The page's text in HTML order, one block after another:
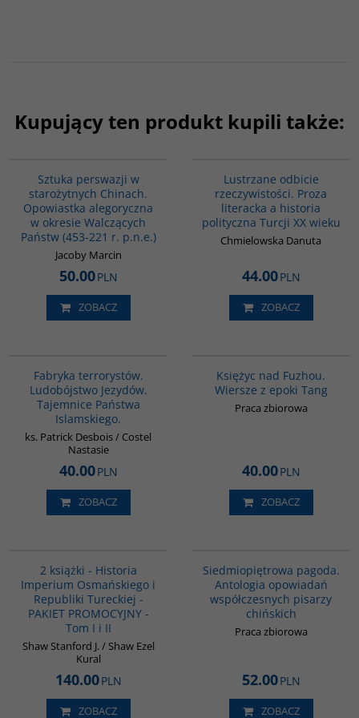
Kupujący ten produkt kupili także:
Sztuka perswazji w
starożytnych Chinach.
Opowiastka alegoryczna
w okresie Walczących
Państw (453-221 r. p.n.e.)
Jacoby Marcin
50.00PLN
ZOBACZ
Lustrzane odbicie
rzeczywistości. Proza
literacka a historia
polityczna Turcji XX wieku
Chmielowska Danuta
44.00PLN
ZOBACZ
Fabryka terrorystów.
Ludobójstwo Jezydów.
Tajemnice Państwa
Islamskiego.
ks. Patrick Desbois / Costel
Nastasie
40.00PLN
ZOBACZ
Księżyc nad Fuzhou.
Wiersze z epoki Tang
Praca zbiorowa
40.00PLN
ZOBACZ
2 książki - Historia
Imperium Osmańskiego i
Republiki Tureckiej -
PAKIET PROMOCYJNY -
Tom I i II
Shaw Stanford J. / Shaw Ezel
Kural
140.00PLN
ZOBACZ
Siedmiopiętrowa pagoda.
Antologia opowiadań
współczesnych pisarzy
chińskich
Praca zbiorowa
52.00PLN
ZOBACZ